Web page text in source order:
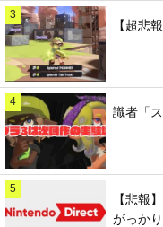
3
【超悲
4
識者「
5
【悲報
がっか